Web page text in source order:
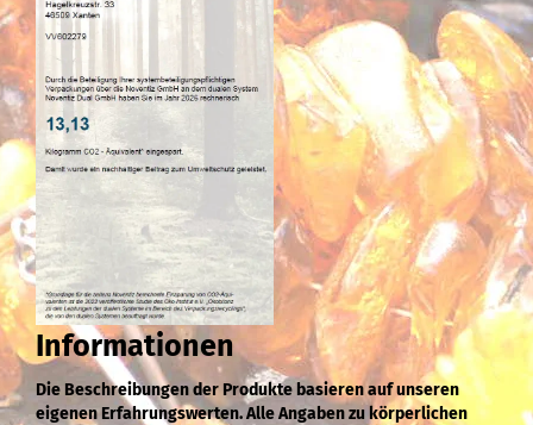
Informationen
Die Beschreibungen der Produkte basieren auf unseren
eigenen Erfahrungswerten. Alle Angaben zu körperlichen